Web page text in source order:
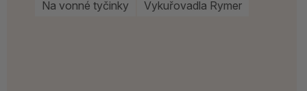
Na vonné tyčinky Vykuřovadla Rymer